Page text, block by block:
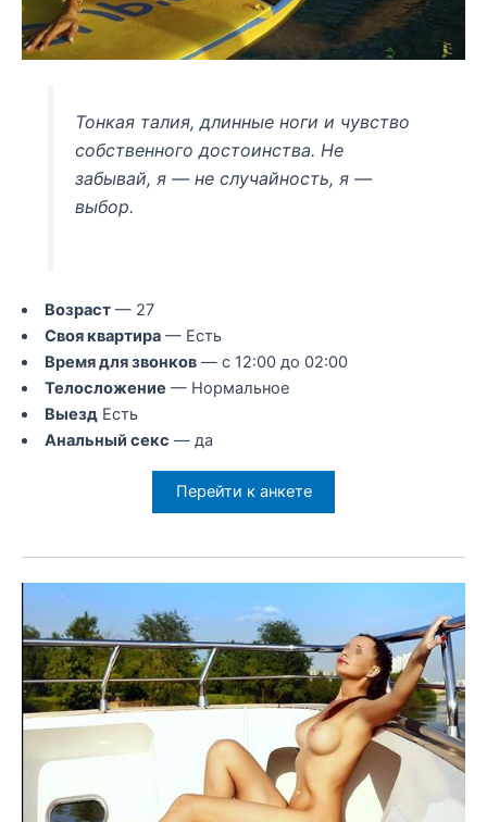
Тонкая талия, длинные ноги и чувство
собственного достоинства. Не
забывай, я — не случайность, я —
выбор.
Возраст— 27
Своя квартира— Есть
Время для звонков— с 12:00 до 02:00
Телосложение — Нормальное
ВыездЕсть
Анальный секс — да
Перейти к анкете